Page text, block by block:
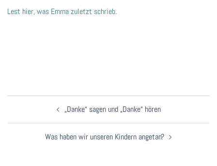
Lest hier, was Emma zuletzt schrieb.
„Danke“ sagen und „Danke“ hören
Was haben wir unseren Kindern angetan?